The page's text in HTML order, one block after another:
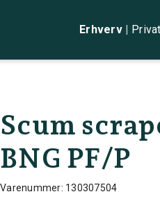
Erhverv | Privat
Scum
BNG PF/P
Varenummer: 130307504